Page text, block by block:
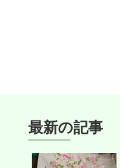
最新の記事